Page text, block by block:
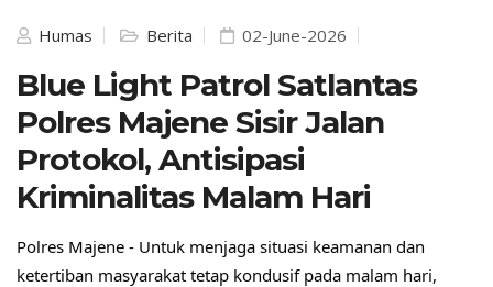
Humas Berita 02-June-2026
Blue Light Patrol Satlantas
Polres Majene Sisir Jalan
Protokol, Antisipasi
Kriminalitas Malam Hari
Polres Majene - Untuk menjaga situasi keamanan dan
ketertiban masyarakat tetap kondusif pada malam hari,